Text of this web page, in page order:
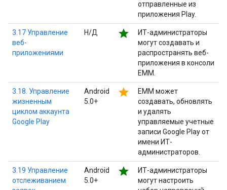
отправленные из
приложения Play.
3.17 Управление
веб-
приложениями
Н/Д star
ИТ-администраторы
могут создавать и
распространять веб-
приложения в консоли
EMM.
3.18. Управление
жизненным
циклом аккаунта
Google Play
Android
5.0+
star
EMM может
создавать, обновлять
и удалять
управляемые учетные
записи Google Play от
имени ИТ-
администраторов.
3.19 Управление
отслеживанием
Android
5.0+
star
ИТ-администраторы
могут настроить